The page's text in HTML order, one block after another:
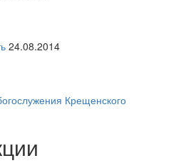
24.08.2014
Крещенского